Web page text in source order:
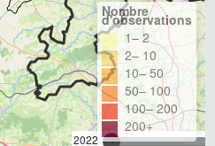
2022
Nombre
d'observations
1– 2
2– 10
10– 50
50– 100
100– 200
200+